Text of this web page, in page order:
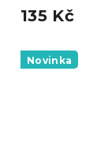
135 Kč
Novinka